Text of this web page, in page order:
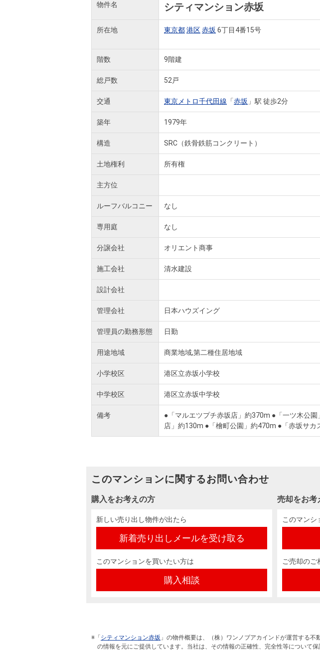
物件名 シティマンション赤坂
所在地 東京都港区赤坂 6丁目4番15号
階数 9階建
総戸数 52戸
交通 東京メトロ千代田線 「赤坂 」駅 徒歩2分
築年 1979年
構造 SRC（鉄骨鉄筋コンクリート）
土地権利 所有権
主方位
ルーフバルコニー なし
専用庭 なし
分譲会社 オリエント商事
施工会社 清水建設
設計会社
管理会社 日本ハウズイング
管理員の勤務形態 日勤
用途地域 商業地域,第二種住居地域
小学校区 港区立赤坂小学校
中学校区 港区立赤坂中学校
備考
●「マルエツプチ赤坂店」約370m ●「一ツ木公
店」約130m ●「檜町公園」約470m ●「赤坂サカ
このマンションに関するお問い合わせ
購入をお考えの方
新しい売り出し物件が出たら
新着売り出しメールを受け取る
このマンションを買いたい方は
購入相談
売却をお考
このマンシ
ご売却のご
※「 シティマンション赤坂 」の物件概要は、（株）ワンノブアカインドが運営する不
の情報を元にご提供しています。当社は、その情報の正確性、完全性等について保